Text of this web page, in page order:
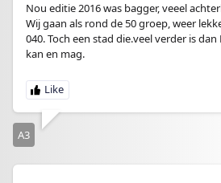
Nou editie 2016 was bagger, veeel
Wij gaan als rond de 50 groep, weer
040. Toch een stad die.veel verder is
kan en mag.
A3